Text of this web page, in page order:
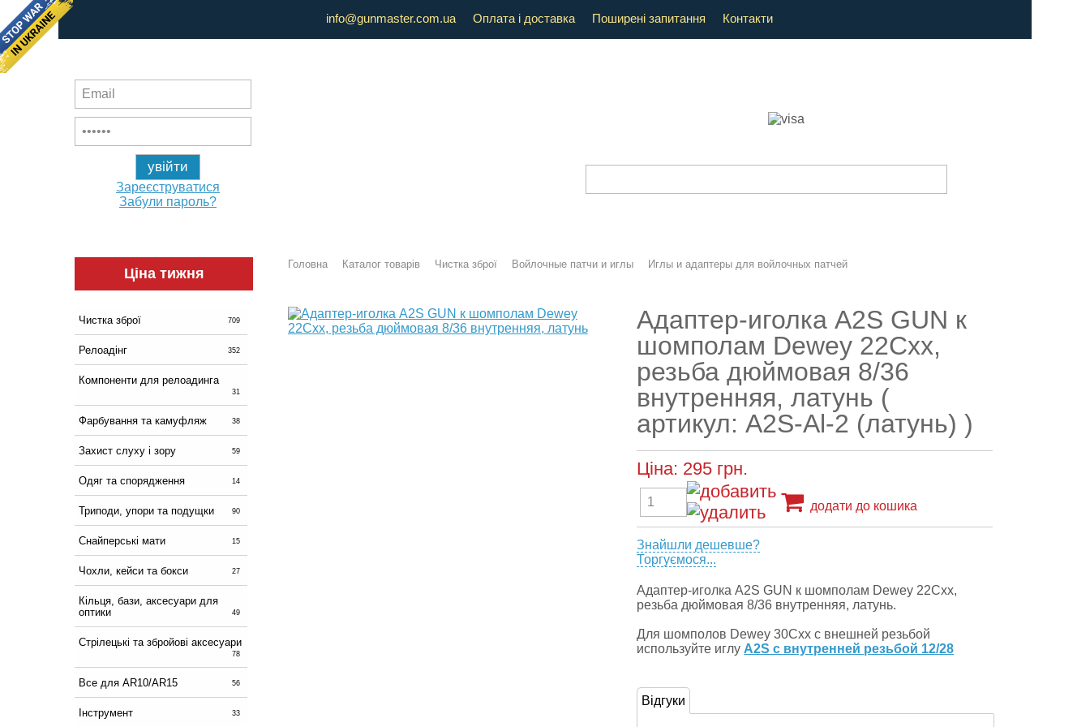
info@gunmaster.com.ua Оплата і доставка Поширені запитання Контакти
Зареєструватися
Забули пароль?
Ціна тижня
Чистка зброї 709
Релоадінг 352
Компоненти для релоадинга
31
Фарбування та камуфляж 38
Захист слуху і зору 59
Одяг та спорядження 14
Триподи, упори та подущки 90
Снайперські мати 15
Чохли, кейси та бокси 27
Кільця, бази, аксесуари для
оптики
49
Стрілецькі та збройові аксесуари
78
Все для AR10/AR15 56
Інструмент 33
Головна Каталог товарів Чистка зброї Войлочные патчи и иглы Иглы и адаптеры для войлочных патчей
Адаптер-иголка A2S GUN к
шомполам Dewey 22Cхх,
резьба дюймовая 8/36
внутренняя, латунь (
артикул: A2S-Al-2 (латунь) )
Ціна: 295 грн.
додати до кошика
Знайшли дешевше?
Торгуємося...
Адаптер-иголка A2S GUN к шомполам Dewey 22Cхх,
резьба дюймовая 8/36 внутренняя, латунь.
Для шомполов Dewey 30Cхх с внешней резьбой
используйте иглу A2S с внутренней резьбой 12/28
Відгуки